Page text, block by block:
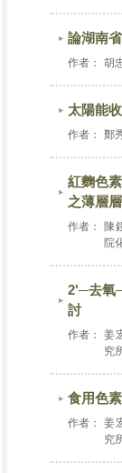
論湖南
作者： 胡
太陽能
作者： 鄭
紅麴色
之薄層
作者：
陳
院
2'─去氧
討
作者：
姜
究
食用色
作者：
姜
究